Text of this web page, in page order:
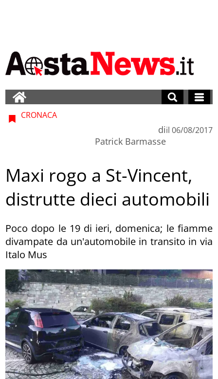
CRONACA
di
Patrick Barmasse
il 06/08/2017
Maxi rogo a St-Vincent,
distrutte dieci automobili
Poco dopo le 19 di ieri, domenica; le fiamme
divampate da un'automobile in transito in via
Italo Mus